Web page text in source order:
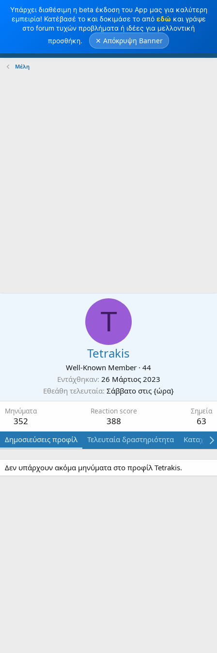
Υπάρχει διαθέσιμη η beta έκδοση του App μας για καλύτερη
εμπειρία! Κατέβασέ το και δοκιμάσε το από εδώ και γράψε
στο forum τυχών προβλήματα ή ιδέες για μελλοντική
προσθήκη.
✕ Απόκρυψη Banner
Σύνδεση
Μέλη
T
Tetrakis
Well-Known Member · 44
Εντάχθηκαν 26 Μάρτιος 2023
Εθεάθη τελευταία Σάββατο στις {ώρα}
Μηνύματα
352
Reaction score
388
Σημεία
63
Δημοσιεύσεις προφίλ Τελευταία δραστηριότητα
Δεν υπάρχουν ακόμα μηνύματα στο προφίλ Tetrakis.